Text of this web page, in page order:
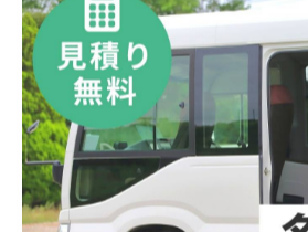
め、企業の信頼向上にも寄与します。
マイクロバスレンタカ
た移動のコツ